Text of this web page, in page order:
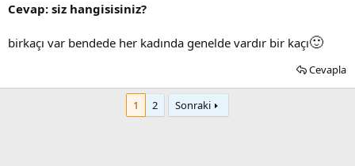
Cevap: siz hangisisiniz?
birkaçı var bendede her kadında genelde vardır bir kaçı🙂
Cevapla
1 2 Sonraki